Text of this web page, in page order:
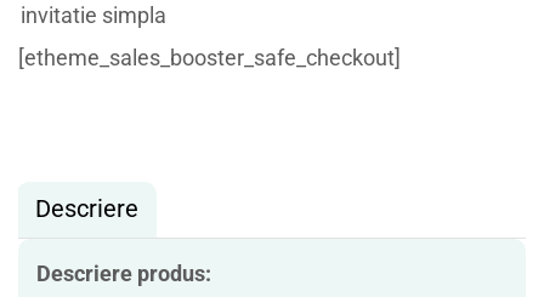
invitatie simpla
[etheme_sales_booster_safe_checkout]
Descriere
Descriere produs: